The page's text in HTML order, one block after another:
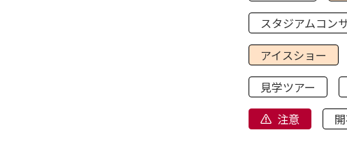
スタジアムコン
アイスショー
見学ツアー
注意